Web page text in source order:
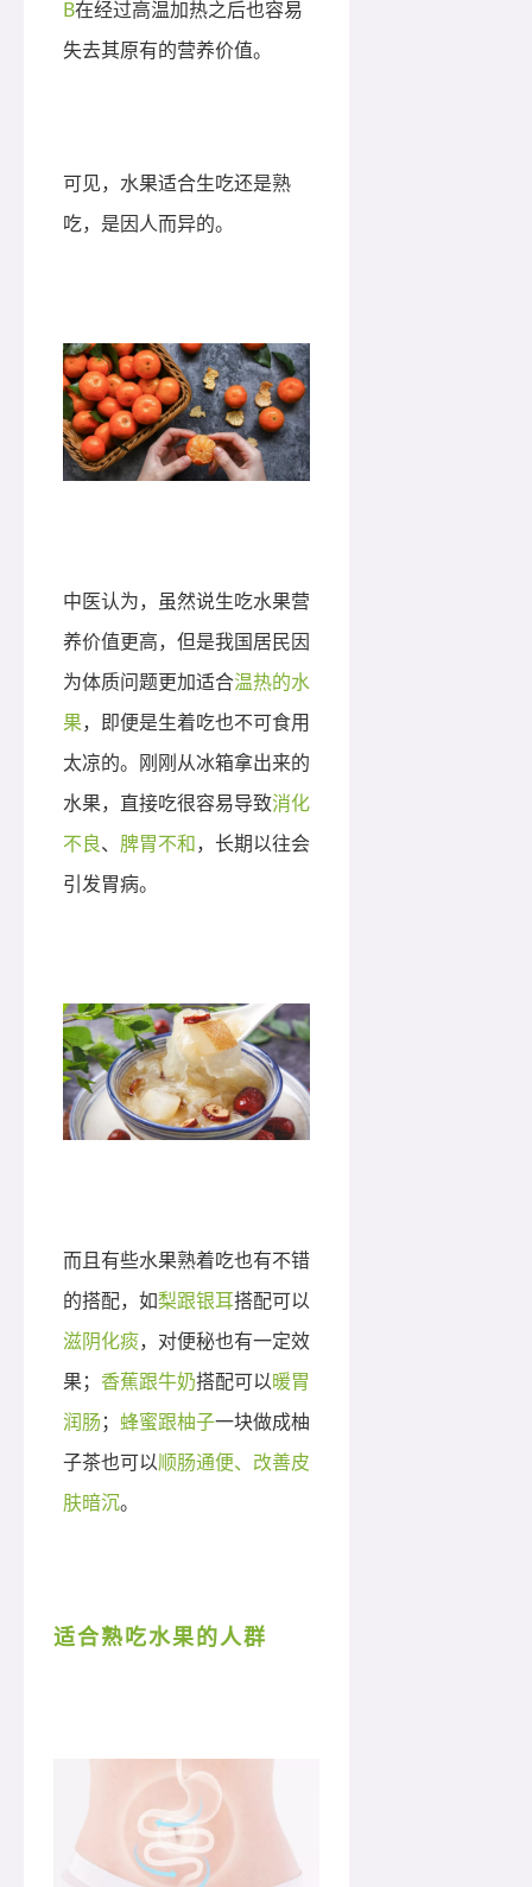
B在经过高温加热之后也容易
失去其原有的营养价值。
可见，水果适合生吃还是熟
吃，是因人而异的。
中医认为，虽然说生吃水果营
养价值更高，但是我国居民因
为体质问题更加适合温热的水
果，即便是生着吃也不可食用
太凉的。刚刚从冰箱拿出来的
水果，直接吃很容易导致消化
不良、 脾胃不和，长期以往会
引发胃病。
而且有些水果熟着吃也有不错
的搭配，如梨跟银耳搭配可以
滋阴化痰，对便秘也有一定效
果； 香蕉跟牛奶搭配可以暖胃
润肠； 蜂蜜跟柚子一块做成柚
子茶也可以顺肠通便、改善皮
肤暗沉。
适合熟吃水果的人群